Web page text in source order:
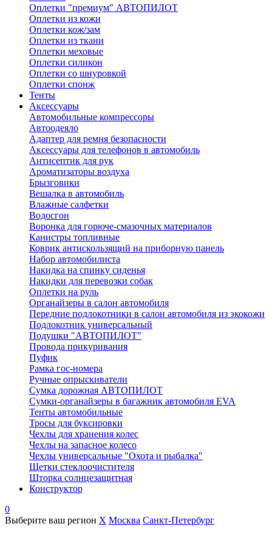
Оплетки "премиум" АВТОПИЛОТ
Оплетки из кожи
Оплетки кож/зам
Оплетки из ткани
Оплетки меховые
Оплетки силикон
Оплетки со шнуровкой
Оплетки спонж
Тенты
Аксессуары
Автомобильные компрессоры
Автоодеяло
Адаптер для ремня безопасности
Аксессуары для телефонов в автомобиль
Антисептик для рук
Ароматизаторы воздуха
Брызговики
Вешалка в автомобиль
Влажные салфетки
Водосгон
Воронка для горюче-смазочных материалов
Канистры топливные
Коврик антискользящий на приборную панель
Набор автомобилиста
Накидка на спинку сиденья
Накидки для перевозки собак
Оплетки на руль
Органайзеры в салон автомобиля
Передние подлокотники в салон автомобиля из экокожи
Подлокотник универсальный
Подушки "АВТОПИЛОТ"
Провода прикуривания
Пуфик
Рамка гос-номера
Ручные опрыскиватели
Сумка дорожная АВТОПИЛОТ
Сумки-органайзеры в багажник автомобиля EVA
Тенты автомобильные
Тросы для буксировки
Чехлы для хранения колес
Чехлы на запасное колесо
Чехлы универсальные "Охота и рыбалка"
Щетки стеклоочистителя
Шторка солнцезащитная
Конструктор
0
Выберите ваш регион X Москва Санкт-Петербург